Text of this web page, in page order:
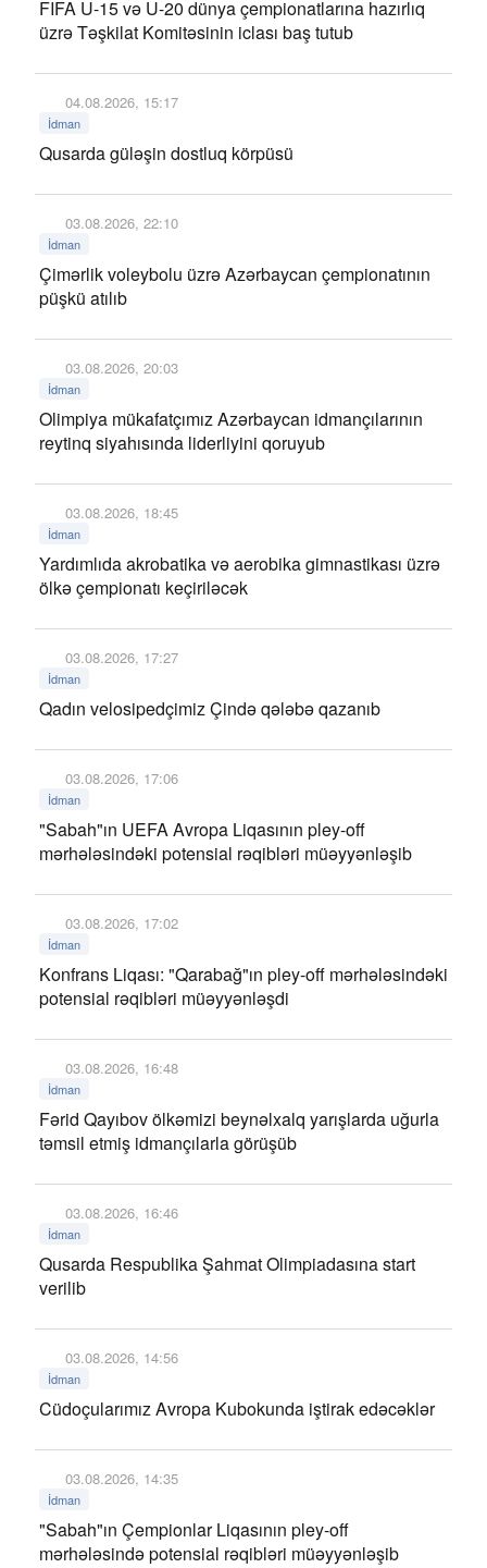
FIFA U-15 və U-20 dünya çempionatlarına hazırlıq
üzrə Təşkilat Komitəsinin iclası baş tutub
04.08.2026, 15:17
İdman
Qusarda güləşin dostluq körpüsü
03.08.2026, 22:10
İdman
Çimərlik voleybolu üzrə Azərbaycan çempionatının
püşkü atılıb
03.08.2026, 20:03
İdman
Olimpiya mükafatçımız Azərbaycan idmançılarının
reytinq siyahısında liderliyini qoruyub
03.08.2026, 18:45
İdman
Yardımlıda akrobatika və aerobika gimnastikası üzrə
ölkə çempionatı keçiriləcək
03.08.2026, 17:27
İdman
Qadın velosipedçimiz Çində qələbə qazanıb
03.08.2026, 17:06
İdman
"Sabah"ın UEFA Avropa Liqasının pley-off
mərhələsindəki potensial rəqibləri müəyyənləşib
03.08.2026, 17:02
İdman
Konfrans Liqası: "Qarabağ"ın pley-off mərhələsindəki
potensial rəqibləri müəyyənləşdi
03.08.2026, 16:48
İdman
Fərid Qayıbov ölkəmizi beynəlxalq yarışlarda uğurla
təmsil etmiş idmançılarla görüşüb
03.08.2026, 16:46
İdman
Qusarda Respublika Şahmat Olimpiadasına start
verilib
03.08.2026, 14:56
İdman
Cüdoçularımız Avropa Kubokunda iştirak edəcəklər
03.08.2026, 14:35
İdman
"Sabah"ın Çempionlar Liqasının pley-off
mərhələsində potensial rəqibləri müəyyənləşib